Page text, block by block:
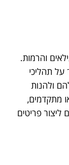
והרמות.
תהליכי
ולהנות
מתקדמים,
ליצור פריטים